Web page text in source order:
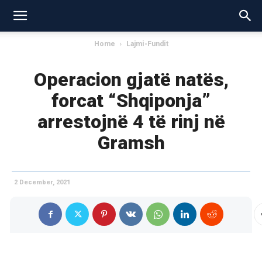
Home Lajmi-Fundit
Operacion gjatë natës,
forcat “Shqiponja”
arrestojnë 4 të rinj në
Gramsh
2 December, 2021